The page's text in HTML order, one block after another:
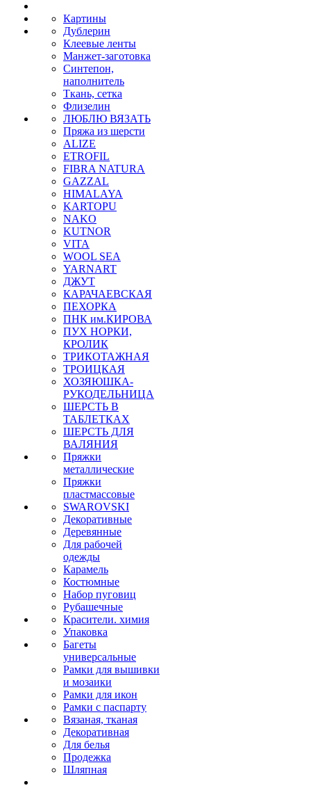
Картины
Дублерин
Клеевые ленты
Манжет-заготовка
Синтепон,
наполнитель
Ткань, сетка
Флизелин
ЛЮБЛЮ ВЯЗАТЬ
Пряжа из шерсти
ALIZE
ETROFIL
FIBRA NATURA
GAZZAL
HIMALAYA
KARTOPU
NAKO
KUTNOR
VITA
WOOL SEA
YARNART
ДЖУТ
КАРАЧАЕВСКАЯ
ПЕХОРКА
ПНК им.КИРОВА
ПУХ НОРКИ,
КРОЛИК
ТРИКОТАЖНАЯ
ТРОИЦКАЯ
ХОЗЯЮШКА-
РУКОДЕЛЬНИЦА
ШЕРСТЬ В
ТАБЛЕТКАХ
ШЕРСТЬ ДЛЯ
ВАЛЯНИЯ
Пряжки
металлические
Пряжки
пластмассовые
SWAROVSKI
Декоративные
Деревянные
Для рабочей
одежды
Карамель
Костюмные
Набор пуговиц
Рубашечные
Красители. химия
Упаковка
Багеты
универсальные
Рамки для вышивки
и мозаики
Рамки для икон
Рамки с паспарту
Вязаная, тканая
Декоративная
Для белья
Продежка
Шляпная